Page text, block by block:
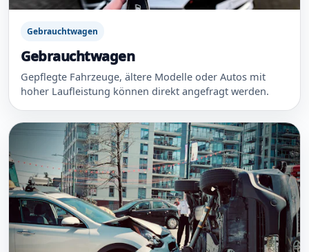
Gebrauchtwagen
Gebrauchtwagen
Gepflegte Fahrzeuge, ältere Modelle oder Autos mit
hoher Laufleistung können direkt angefragt werden.